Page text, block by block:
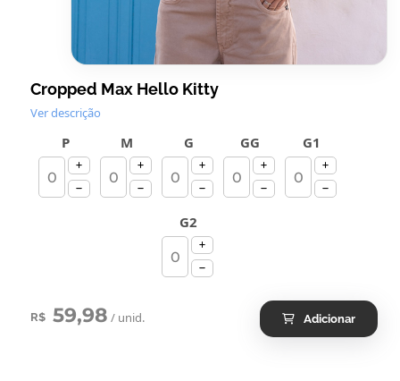
Cropped Max Hello Kitty
Ver descrição
P M G GG G1
G2
R$ 59,98 / unid. Adicionar